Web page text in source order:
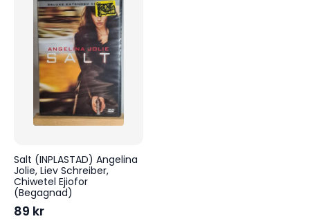
Salt (INPLASTAD) Angelina
Jolie, Liev Schreiber,
Chiwetel Ejiofor
(Begagnad)
89 kr